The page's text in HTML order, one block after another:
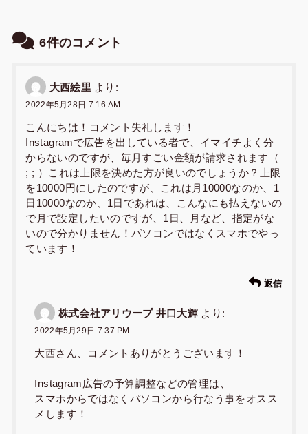
6件のコメント
大西絵里 より:
2022年5月28日 7:16 AM
こんにちは！コメント失礼します！
Instagramで広告を出している者で、イマイチよく分
からないのですが、毎月すごい金額が請求されます（
; ; ）これは上限を決めた方が良いのでしょうか？上限
を10000円にしたのですが、これは月10000なのか、1
日10000なのか、1日であれは、こんなにも払えないの
で月で設定したいのですが、1日、月など、指定がな
いので分かりません！パソコンではなくスマホでやっ
ています！
返信
株式会社アリウープ 井口大輝 より:
2022年5月29日 7:37 PM
大西さん、コメントありがとうございます！
Instagram広告の予算調整などの管理は、
スマホからではなくパソコンから行なう事をオスス
メします！